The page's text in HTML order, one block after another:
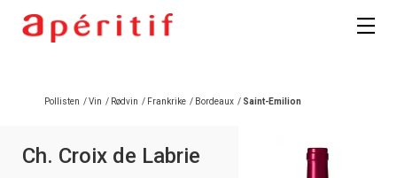
Pollisten /Vin / Rødvin / Frankrike / Bordeaux / Saint-Emilion
Ch. Croix de Labrie